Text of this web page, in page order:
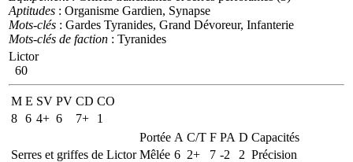
Aptitudes : Organisme Gardien, Synapse
Mots-clés : Gardes Tyranides, Grand Dévoreur, Infanterie
Mots-clés de faction : Tyranides
Lictor
60
M E SV PV CD CO
8 6 4+ 6 7+
1
Portée A C/T F PA D Capacités
Serres et griffes de Lictor Mêlée 6 2+ 7 -2 2 Précision